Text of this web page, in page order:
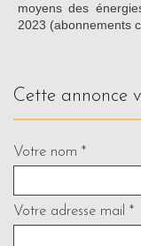
moyens des
2023 (abonnements
cette annonce
Votre nom *
Votre adresse mail *